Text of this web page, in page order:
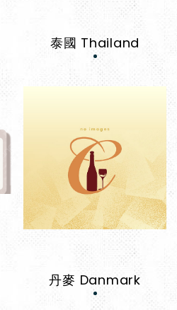
泰國 Thailand
丹麥 Danmark